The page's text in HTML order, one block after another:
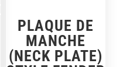
PLAQUE DE
MANCHE
(NECK PLATE)